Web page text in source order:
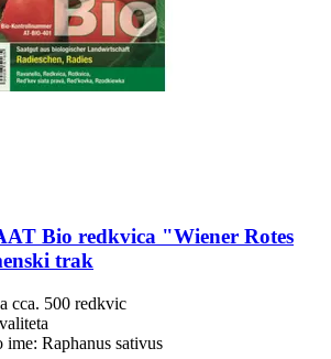
Bio redkvica "Wiener Rotes
trak
cca. 500 redkvic
ime: Raphanus sativus